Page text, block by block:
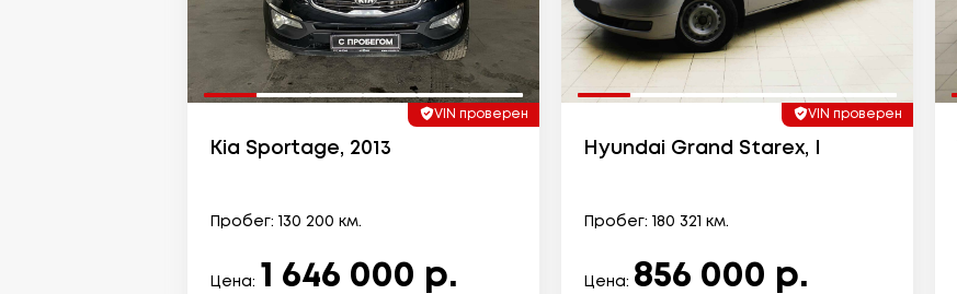
VIN проверен
Kia Sportage, 2013
Пробег: 130 200 км.
Цена: 1 646 000 р.
VIN проверен
Hyundai Grand Starex, I
Пробег: 180 321 км.
Цена: 856 000 р.